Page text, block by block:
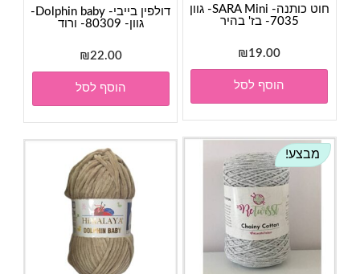
חוט כותנה- SARA Mini- גוון
7035- בז' בהיר
₪19.00
הוסף לסל
דולפין בייבי- Dolphin baby-
גוון- 80309- ורוד
₪22.00
הוסף לסל
מבצע!